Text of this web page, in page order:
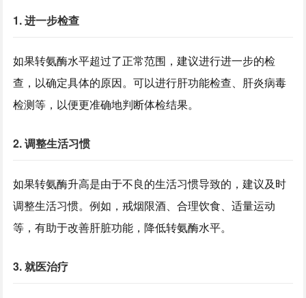
1. 进一步检查
如果转氨酶水平超过了正常范围，建议进行进一步的检
查，以确定具体的原因。可以进行肝功能检查、肝炎病毒
检测等，以便更准确地判断体检结果。
2. 调整生活习惯
如果转氨酶升高是由于不良的生活习惯导致的，建议及时
调整生活习惯。例如，戒烟限酒、合理饮食、适量运动
等，有助于改善肝脏功能，降低转氨酶水平。
3. 就医治疗